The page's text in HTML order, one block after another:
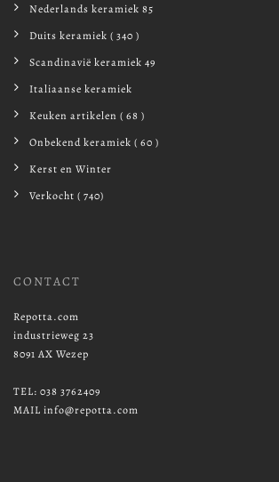
Nederlands keramiek 85
Duits keramiek ( 340 )
Scandinavië keramiek 49
Italiaanse keramiek
Keuken artikelen ( 68 )
Onbekend keramiek ( 60 )
Kerst en Winter
Verkocht ( 740)
CONTACT
Repotta.com
industrieweg 23
8091 AX Wezep
TEL: 038 3762409
MAIL info@repotta.com